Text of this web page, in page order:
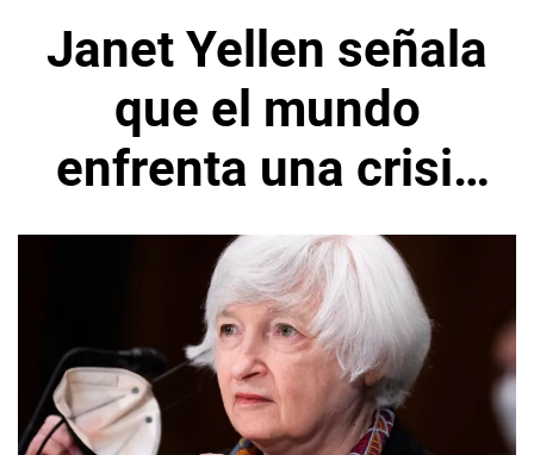
Janet Yellen señala
que el mundo
enfrenta una crisis
alimentaria por la
guerra